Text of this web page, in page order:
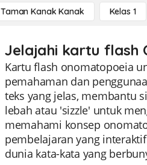
Taman Kanak Kanak Kelas 1
Jelajahi kartu flash
Kartu flash onomatopoeia
pemahaman dan
teks yang jelas, membantu
lebah atau 'sizzle' untuk
memahami konsep
pembelajaran yang
dunia kata-kata yang